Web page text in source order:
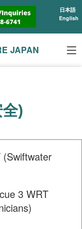
日本語
English
JAPAN
)
3 WRT